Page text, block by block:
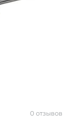
0 отзывов